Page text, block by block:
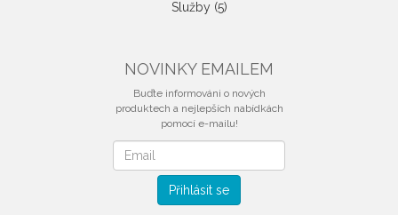
Služby (5)
NOVINKY EMAILEM
Buďte informováni o nových
produktech a nejlepších nabídkách
pomocí e-mailu!
Přihlásit se